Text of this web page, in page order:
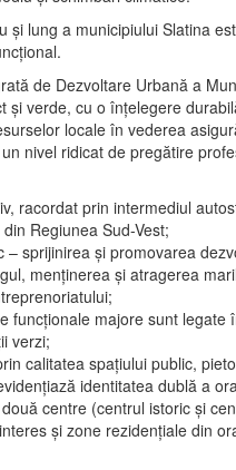
şi lung a municipiului Slatina
de Dezvoltare Urbană a
şi verde, cu o înţelegere
locale în vederea
nivel ridicat de pregătire
racordat prin intermediul
Regiunea Sud-Vest;
sprijinirea şi promovarea
menţinerea şi atragerea
funcţionale majore sunt legate
verzi;
calitatea spaţiului public,
identitatea dublă a
centre (centrul istoric şi
şi zone rezidenţiale din